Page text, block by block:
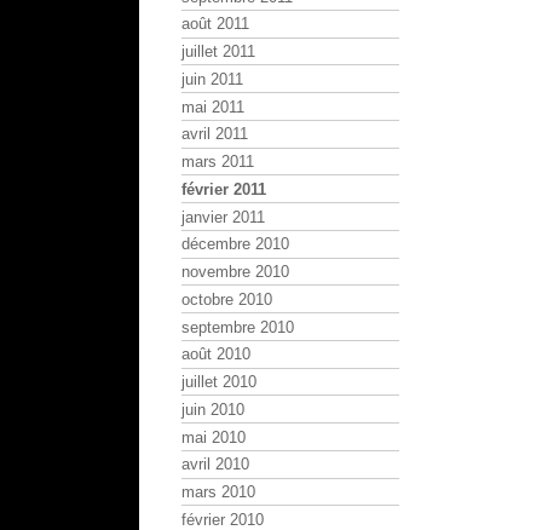
août 2011
juillet 2011
juin 2011
mai 2011
avril 2011
mars 2011
février 2011
janvier 2011
décembre 2010
novembre 2010
octobre 2010
septembre 2010
août 2010
juillet 2010
juin 2010
mai 2010
avril 2010
mars 2010
février 2010